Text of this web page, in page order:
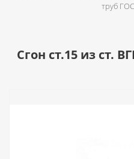
труб
Сгон ст.15 из ст.